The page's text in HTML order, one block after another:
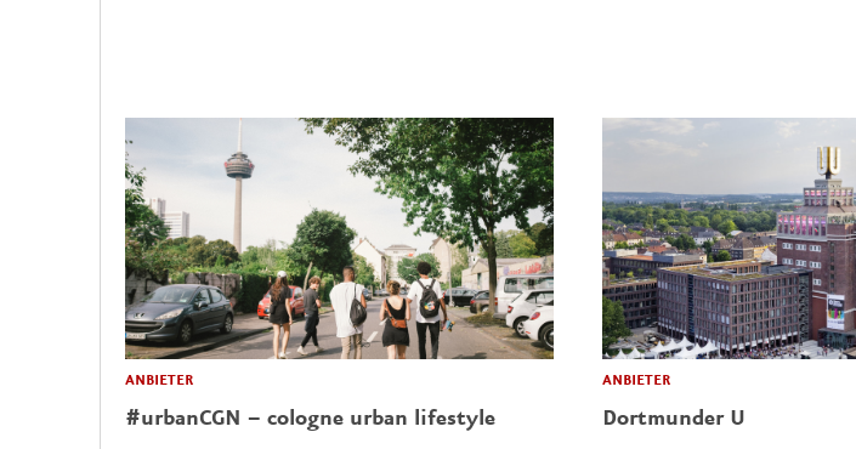
ANBIETER
#urbanCGN – cologne urban lifestyle
ANBIETER
Dortmunder U